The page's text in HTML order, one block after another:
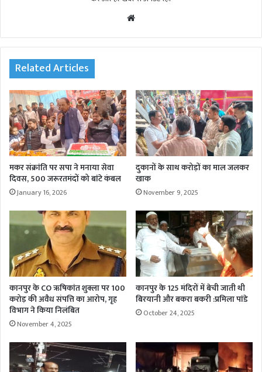
te
Related Articles
मकर संक्रांति पर सपा ने मनाया सेवा
दिवस, 500 जरूरतमंदों को बांटे कंबल
January 16, 2026
दुकानों के साथ करोड़ों का माल जलकर
खाक
November 9, 2025
कानपुर के CO ऋषिकांत शुक्ला पर 100
करोड़ की अवैध संपत्ति का आरोप, गृह
विभाग ने किया निलंबित
November 4, 2025
कानपुर के 125 मंदिरों में बेची जाती थी
बिरयानी और बकरा बकरी :प्रमिला पांडे
October 24, 2025